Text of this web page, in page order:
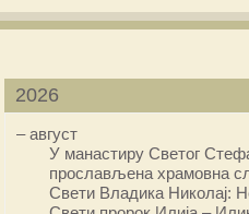
2026
–август
У манастиру Светог
прослављена храмовна
Свети Владика Николај: